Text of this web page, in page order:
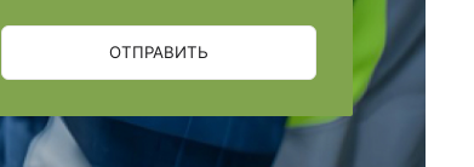
ОТПРАВИТЬ